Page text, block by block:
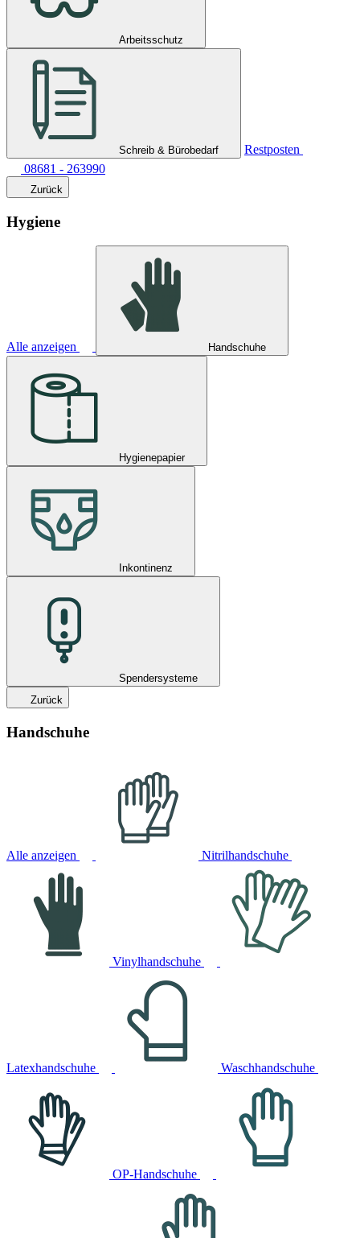
Arbeitsschutz
Schreib & Bürobedarf
Restposten
08681 - 263990
Zurück
Hygiene
Alle anzeigen Handschuhe
Hygienepapier
Inkontinenz
Spendersysteme
Zurück
Handschuhe
Alle anzeigen Nitrilhandschuhe
Vinylhandschuhe
Latexhandschuhe Waschhandschuhe
OP-Handschuhe